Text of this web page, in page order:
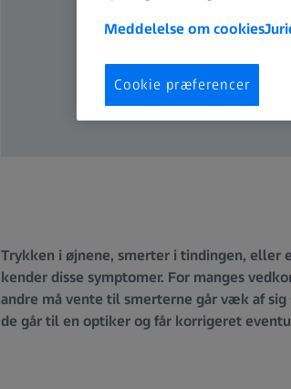
Trykken i øjnene, smerter i tindingen, eller
kender disse symptomer. For manges
andre må vente til smerterne går væk af
de går til en optiker og får korrigeret
Meddelelse om cookies
Cookie præferencer